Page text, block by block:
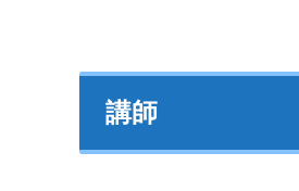
講師